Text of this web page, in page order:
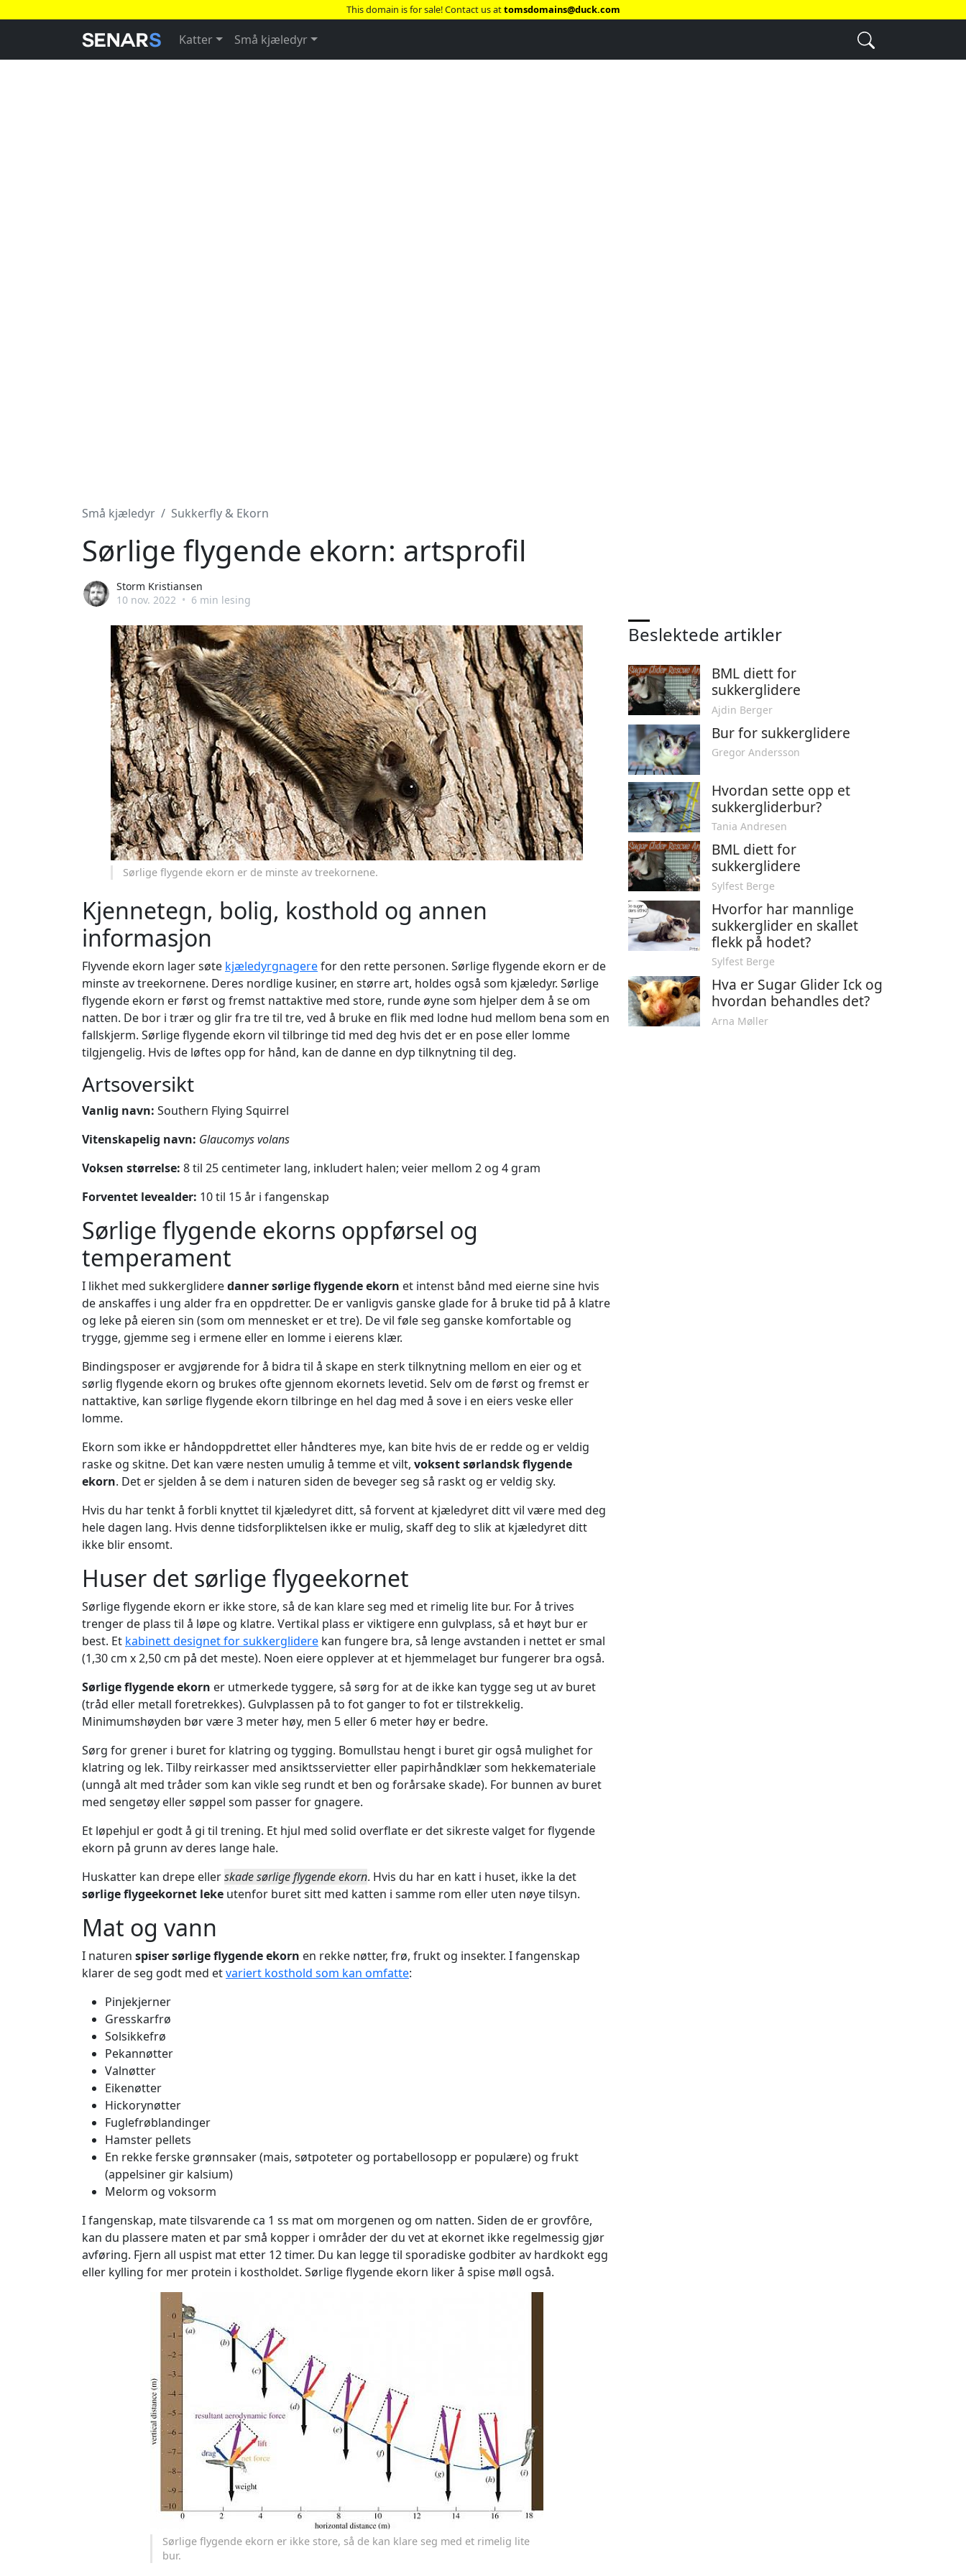
This domain is for sale! Contact us attomsdomains@duck.com
Katter Små kjæledyr
Små kjæledyr Sukkerfly & Ekorn
Sørlige flygende ekorn: artsprofil
Storm Kristiansen
10 nov. 2022 • 6 min lesing
Sørlige flygende ekorn er de minste av treekornene.
Kjennetegn, bolig, kosthold og annen
informasjon
Flyvende ekorn lager søte kjæledyrgnagerefor den rette personen. Sørlige flygende ekorn er de
minste av treekornene. Deres nordlige kusiner, en større art, holdes også som kjæledyr. Sørlige
flygende ekorn er først og fremst nattaktive med store, runde øyne som hjelper dem å se om
natten. De bor i trær og glir fra tre til tre, ved å bruke en flik med lodne hud mellom bena som en
fallskjerm. Sørlige flygende ekorn vil tilbringe tid med deg hvis det er en pose eller lomme
tilgjengelig. Hvis de løftes opp for hånd, kan de danne en dyp tilknytning til deg.
Artsoversikt
Vanlig navn: Southern Flying Squirrel
Vitenskapelig navn: Glaucomys volans
Voksen størrelse: 8 til 25 centimeter lang, inkludert halen; veier mellom 2 og 4 gram
Forventet levealder: 10 til 15 år i fangenskap
Sørlige flygende ekorns oppførsel og
temperament
I likhet med sukkerglideredanner sørlige flygende ekorn et intenst bånd med eierne sine hvis
de anskaffes i ung alder fra en oppdretter. De er vanligvis ganske glade for å bruke tid på å klatre
og leke på eieren sin (som om mennesket er et tre). De vil føle seg ganske komfortable og
trygge, gjemme seg i ermene eller en lomme i eierens klær.
Bindingsposer er avgjørende for å bidra til å skape en sterk tilknytning mellom en eier og et
sørlig flygende ekorn og brukes ofte gjennom ekornets levetid. Selv om de først og fremst er
nattaktive, kan sørlige flygende ekorn tilbringe en hel dag med å sove i en eiers veske eller
lomme.
Ekorn som ikke er håndoppdrettet eller håndteres mye, kan bite hvis de er redde og er veldig
raske og skitne. Det kan være nesten umulig å temme et vilt, voksent sørlandsk flygende
ekorn. Det er sjelden å se dem i naturen siden de beveger seg så raskt og er veldig sky.
Hvis du har tenkt å forbli knyttet til kjæledyret ditt, så forvent at kjæledyret ditt vil være med deg
hele dagen lang. Hvis denne tidsforpliktelsen ikke er mulig, skaff deg to slik at kjæledyret ditt
ikke blir ensomt.
Huser det sørlige flygeekornet
Sørlige flygende ekorn er ikke store, så de kan klare seg med et rimelig lite bur. For å trives
trenger de plass til å løpe og klatre. Vertikal plass er viktigere enn gulvplass, så et høyt bur er
best. Et kabinett designet for sukkerglidere kan fungere bra, så lenge avstanden i nettet er smal
(1,30 cm x 2,50 cm på det meste). Noen eiere opplever at et hjemmelaget bur fungerer bra også.
Sørlige flygende ekorn er utmerkede tyggere, så sørg for at de ikke kan tygge seg ut av buret
(tråd eller metall foretrekkes). Gulvplassen på to fot ganger to fot er tilstrekkelig.
Minimumshøyden bør være 3 meter høy, men 5 eller 6 meter høy er bedre.
Sørg for grener i buret for klatring og tygging. Bomullstau hengt i buret gir også mulighet for
klatring og lek. Tilby reirkasser med ansiktsservietter eller papirhåndklær som hekkemateriale
(unngå alt med tråder som kan vikle seg rundt et ben og forårsake skade). For bunnen av buret
med sengetøy eller søppel som passer for gnagere.
Et løpehjul er godt å gi til trening. Et hjul med solid overflate er det sikreste valget for flygende
ekorn på grunn av deres lange hale.
Huskatter kan drepe ellerskade sørlige flygende ekorn. Hvis du har en katt i huset, ikke la det
sørlige flygeekornet leke utenfor buret sitt med katten i samme rom eller uten nøye tilsyn.
Mat og vann
I naturen spiser sørlige flygende ekorn en rekke nøtter, frø, frukt og insekter. I fangenskap
klarer de seg godt med etvariert kosthold som kan omfatte:
Pinjekjerner
Gresskarfrø
Solsikkefrø
Pekannøtter
Valnøtter
Eikenøtter
Hickorynøtter
Fuglefrøblandinger
Hamster pellets
En rekke ferske grønnsaker (mais, søtpoteter og portabellosopp er populære) og frukt
(appelsiner gir kalsium)
Melorm og voksorm
I fangenskap, mate tilsvarende ca 1 ss mat om morgenen og om natten. Siden de er grovfôre,
kan du plassere maten et par små kopper i områder der du vet at ekornet ikke regelmessig gjør
avføring. Fjern all uspist mat etter 12 timer. Du kan legge til sporadiske godbiter av hardkokt egg
eller kylling for mer protein i kostholdet. Sørlige flygende ekorn liker å spise møll også.
Sørlige flygende ekorn er ikke store, så de kan klare seg med et rimelig lite
bur.
Beslektede artikler
BML diett for
sukkerglidere
Ajdin Berger
Bur for sukkerglidere
Gregor Andersson
Hvordan sette opp et
sukkergliderbur?
Tania Andresen
BML diett for
sukkerglidere
Sylfest Berge
Hvorfor har mannlige
sukkerglider en skallet
flekk på hodet?
Sylfest Berge
Hva er Sugar Glider Ick og
hvordan behandles det?
Arna Møller